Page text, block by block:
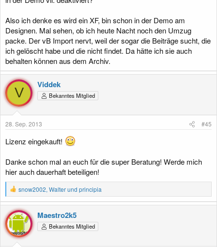
Also ich denke es wird ein XF, bin schon in der Demo am
Designen. Mal sehen, ob ich heute Nacht noch den Umzug
packe. Der vB Import nervt, weil der sogar die Beiträge sucht, die
ich gelöscht habe und die nicht findet. Da hätte ich sie auch
behalten können aus dem Archiv.
V
Viddek
Bekanntes Mitglied
28. Sep. 2013 #45
Lizenz eingekauft!
Danke schon mal an euch für die super Beratung! Werde mich
hier auch dauerhaft beteiligen!
R
e
a
k
t
o
n
snow2002, Walterund principia
Maestro2k5
Bekanntes Mitglied